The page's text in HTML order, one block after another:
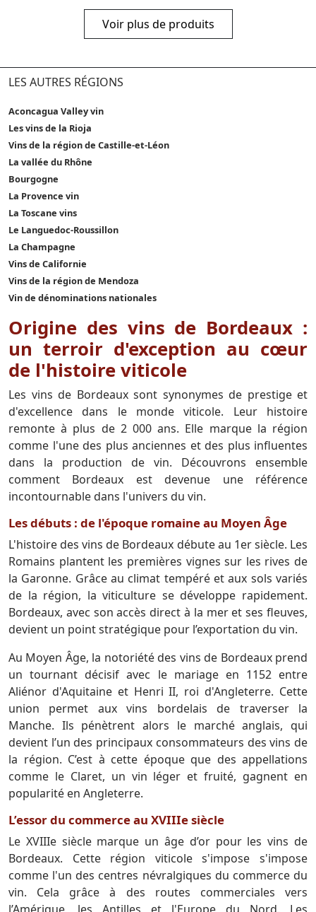
Voir plus de produits
LES AUTRES RÉGIONS
Aconcagua Valley vin
Les vins de la Rioja
Vins de la région de Castille-et-Léon
La vallée du Rhône
Bourgogne
La Provence vin
La Toscane vins
Le Languedoc-Roussillon
La Champagne
Vins de Californie
Vins de la région de Mendoza
Vin de dénominations nationales
Origine des vins de Bordeaux :
un terroir d'exception au cœur
de l'histoire viticole
Les vins de Bordeaux sont synonymes de prestige et
d'excellence dans le monde viticole. Leur histoire
remonte à plus de 2 000 ans. Elle marque la région
comme l'une des plus anciennes et des plus influentes
dans la production de vin. Découvrons ensemble
comment Bordeaux est devenue une référence
incontournable dans l'univers du vin.
Les débuts : de l'époque romaine au Moyen Âge
L'histoire des vins de Bordeaux débute au 1er siècle. Les
Romains plantent les premières vignes sur les rives de
la Garonne. Grâce au climat tempéré et aux sols variés
de la région, la viticulture se développe rapidement.
Bordeaux, avec son accès direct à la mer et ses fleuves,
devient un point stratégique pour l’exportation du vin.
Au Moyen Âge, la notoriété des vins de Bordeaux prend
un tournant décisif avec le mariage en 1152 entre
Aliénor d'Aquitaine et Henri II, roi d'Angleterre. Cette
union permet aux vins bordelais de traverser la
Manche. Ils pénètrent alors le marché anglais, qui
devient l’un des principaux consommateurs des vins de
la région. C’est à cette époque que des appellations
comme le Claret, un vin léger et fruité, gagnent en
popularité en Angleterre.
L’essor du commerce au XVIIIe siècle
Le XVIIIe siècle marque un âge d’or pour les vins de
Bordeaux. Cette région viticole s'impose s'impose
comme l'un des centres névralgiques du commerce du
vin. Cela grâce à des routes commerciales vers